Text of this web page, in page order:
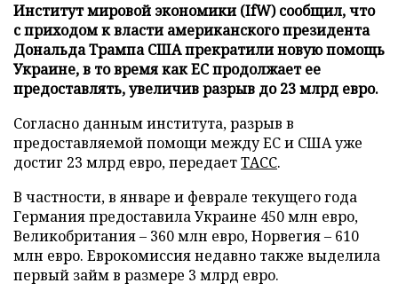
Институт мировой экономики (IfW) сообщил, что
с приходом к власти американского президента
Дональда Трампа США прекратили новую помощь
Украине, в то время как ЕС продолжает ее
предоставлять, увеличив разрыв до 23 млрд евро.
Согласно данным института, разрыв в
предоставляемой помощи между ЕС и США уже
достиг 23 млрд евро, передаетТАСС.
В частности, в январе и феврале текущего года
Германия предоставила Украине 450 млн евро,
Великобритания – 360 млн евро, Норвегия – 610
млн евро. Еврокомиссия недавно также выделила
первый займ в размере 3 млрд евро.